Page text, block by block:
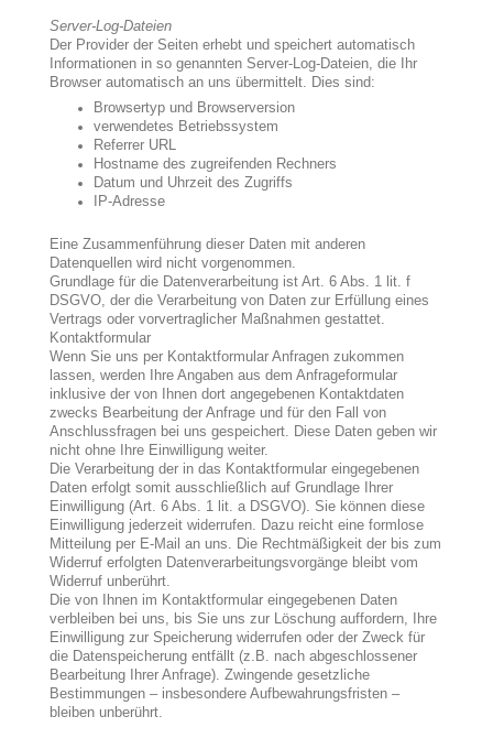
Server-Log-Dateien
Der Provider der Seiten erhebt und speichert automatisch
Informationen in so genannten Server-Log-Dateien, die Ihr
Browser automatisch an uns übermittelt. Dies sind:
Browsertyp und Browserversion
verwendetes Betriebssystem
Referrer URL
Hostname des zugreifenden Rechners
Datum und Uhrzeit des Zugriffs
IP-Adresse
Eine Zusammenführung dieser Daten mit anderen
Datenquellen wird nicht vorgenommen.
Grundlage für die Datenverarbeitung ist Art. 6 Abs. 1 lit. f
DSGVO, der die Verarbeitung von Daten zur Erfüllung eines
Vertrags oder vorvertraglicher Maßnahmen gestattet.
Kontaktformular
Wenn Sie uns per Kontaktformular Anfragen zukommen
lassen, werden Ihre Angaben aus dem Anfrageformular
inklusive der von Ihnen dort angegebenen Kontaktdaten
zwecks Bearbeitung der Anfrage und für den Fall von
Anschlussfragen bei uns gespeichert. Diese Daten geben wir
nicht ohne Ihre Einwilligung weiter.
Die Verarbeitung der in das Kontaktformular eingegebenen
Daten erfolgt somit ausschließlich auf Grundlage Ihrer
Einwilligung (Art. 6 Abs. 1 lit. a DSGVO). Sie können diese
Einwilligung jederzeit widerrufen. Dazu reicht eine formlose
Mitteilung per E-Mail an uns. Die Rechtmäßigkeit der bis zum
Widerruf erfolgten Datenverarbeitungsvorgänge bleibt vom
Widerruf unberührt.
Die von Ihnen im Kontaktformular eingegebenen Daten
verbleiben bei uns, bis Sie uns zur Löschung auffordern, Ihre
Einwilligung zur Speicherung widerrufen oder der Zweck für
die Datenspeicherung entfällt (z.B. nach abgeschlossener
Bearbeitung Ihrer Anfrage). Zwingende gesetzliche
Bestimmungen – insbesondere Aufbewahrungsfristen –
bleiben unberührt.